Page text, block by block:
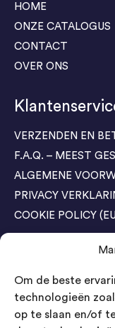
Om de beste
technologieën
op te slaan en/of
HOME
ONZE CATALOGUS
CONTACT
OVER ONS
VERZENDEN EN
F.A.Q. – MEEST
ALGEMENE
PRIVACY
COOKIE POLICY
Agenda Trade
04-05 November /
Bestel GRATIS